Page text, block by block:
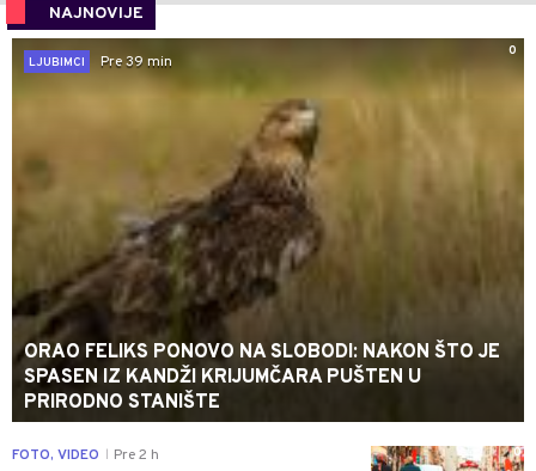
NAJNOVIJE
0
LJUBIMCI
Pre 39 min
ORAO FELIKS PONOVO NA SLOBODI: NAKON ŠTO JE
SPASEN IZ KANDŽI KRIJUMČARA PUŠTEN U
PRIRODNO STANIŠTE
0
FOTO, VIDEO Pre 2 h